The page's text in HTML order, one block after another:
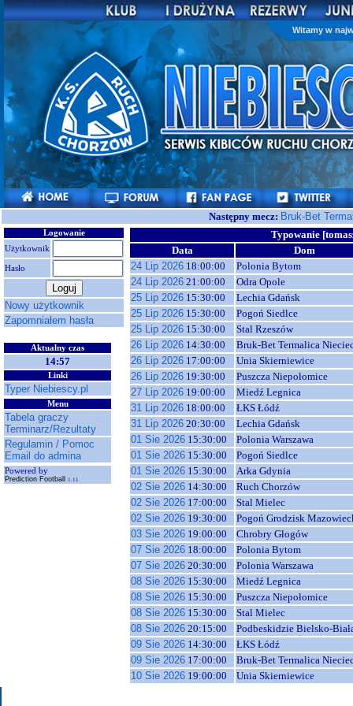
Witamy w
Następny mecz: Bruk-Bet
Logowanie
Użytkownik
Hasło
Nowy użytkownik
Zapomniałem hasła
Aktualny czas
14:57
Linki
Typer Niebiescy.pl
Menu
Tabela graczy
Terminarz/Rezultaty
Regulamin / Pomoc
Email do admina
Powered by
Prediction Football 1.11
Typowanie
Data
Dom
24 Lip 2026 18:00:00
Polonia Bytom
24 Lip 2026 21:00:00
Odra Opole
25 Lip 2026 15:30:00
Lechia Gdańsk
25 Lip 2026 15:30:00
Pogoń Siedlce
25 Lip 2026 15:30:00
Stal Rzeszów
26 Lip 2026 14:30:00
Bruk-Bet Termalica
26 Lip 2026 17:00:00
Unia Skierniewice
26 Lip 2026 19:30:00
Puszcza Niepołomice
27 Lip 2026 19:00:00
Miedź Legnica
31 Lip 2026 18:00:00
ŁKS Łódź
31 Lip 2026 20:30:00
Lechia Gdańsk
01 Sie 2026 15:30:00
Polonia Warszawa
01 Sie 2026 15:30:00
Pogoń Siedlce
01 Sie 2026 15:30:00
Arka Gdynia
02 Sie 2026 14:30:00
Ruch Chorzów
02 Sie 2026 17:00:00
Stal Mielec
02 Sie 2026 19:30:00
Pogoń Grodzisk
03 Sie 2026 19:00:00
Chrobry Głogów
07 Sie 2026 18:00:00
Polonia Bytom
07 Sie 2026 20:30:00
Polonia Warszawa
08 Sie 2026 15:30:00
Miedź Legnica
08 Sie 2026 15:30:00
Puszcza Niepołomice
08 Sie 2026 15:30:00
Stal Mielec
08 Sie 2026 20:15:00
Podbeskidzie Bielsko-
09 Sie 2026 14:30:00
ŁKS Łódź
09 Sie 2026 17:00:00
Bruk-Bet Termalica
10 Sie 2026 19:00:00 Unia Skierniewice